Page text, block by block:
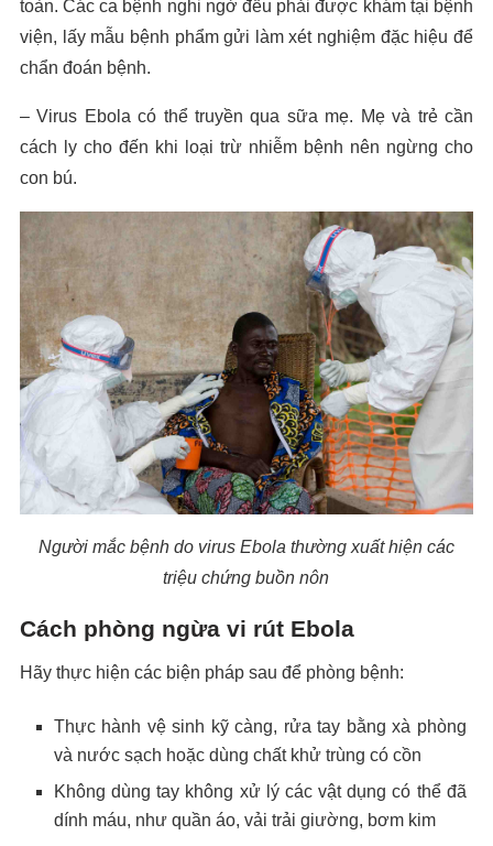
toàn. Các ca bệnh nghi ngờ đều phải được khám tại bệnh
viện, lấy mẫu bệnh phẩm gửi làm xét nghiệm đặc hiệu để
chẩn đoán bệnh.
– Virus Ebola có thể truyền qua sữa mẹ. Mẹ và trẻ cần
cách ly cho đến khi loại trừ nhiễm bệnh nên ngừng cho
con bú.
Người mắc bệnh do virus Ebola thường xuất hiện các
triệu chứng buồn nôn
Cách phòng ngừa vi rút Ebola
Hãy thực hiện các biện pháp sau để phòng bệnh:
Thực hành vệ sinh kỹ càng, rửa tay bằng xà phòng
và nước sạch hoặc dùng chất khử trùng có cồn
Không dùng tay không xử lý các vật dụng có thể đã
dính máu, như quần áo, vải trải giường, bơm kim